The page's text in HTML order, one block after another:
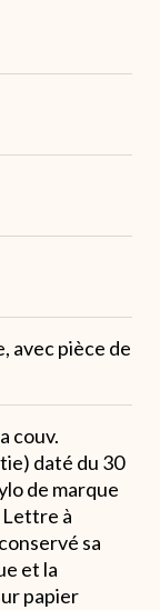
avec pièce de
couv.
daté du 30
de marque
Lettre à
sa
et la
papier